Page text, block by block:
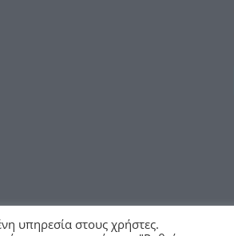
- 2026 | ΔΠΘ
υπηρεσία στους χρήστες.